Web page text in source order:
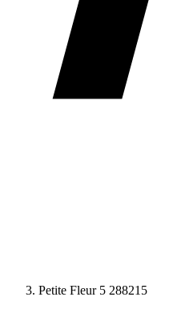
Petite Fleur 5 288215